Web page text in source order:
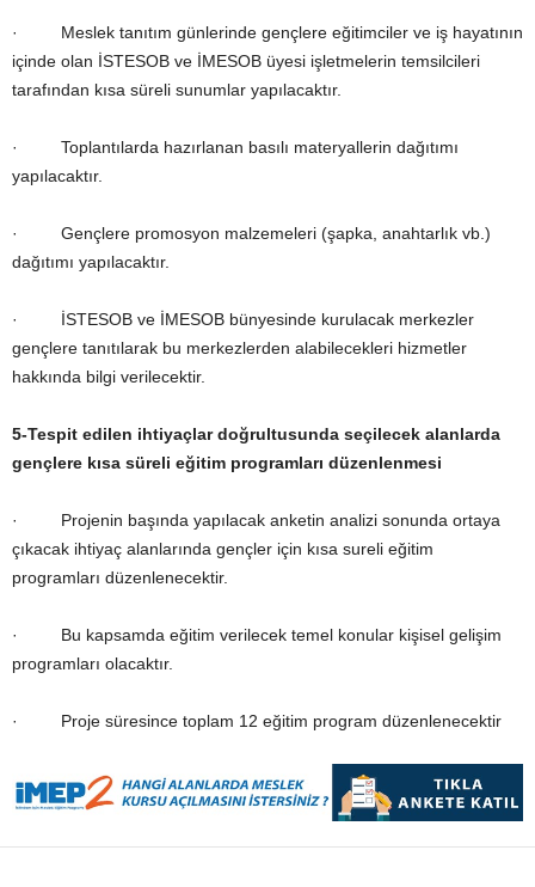
· Meslek tanıtım günlerinde gençlere eğitimciler ve iş hayatının
içinde olan İSTESOB ve İMESOB üyesi işletmelerin temsilcileri
tarafından kısa süreli sunumlar yapılacaktır.
· Toplantılarda hazırlanan basılı materyallerin dağıtımı
yapılacaktır.
· Gençlere promosyon malzemeleri (şapka, anahtarlık vb.)
dağıtımı yapılacaktır.
· İSTESOB ve İMESOB bünyesinde kurulacak merkezler
gençlere tanıtılarak bu merkezlerden alabilecekleri hizmetler
hakkında bilgi verilecektir.
5-Tespit edilen ihtiyaçlar doğrultusunda seçilecek alanlarda
gençlere kısa süreli eğitim programları düzenlenmesi
· Projenin başında yapılacak anketin analizi sonunda ortaya
çıkacak ihtiyaç alanlarında gençler için kısa sureli eğitim
programları düzenlenecektir.
· Bu kapsamda eğitim verilecek temel konular kişisel gelişim
programları olacaktır.
· Proje süresince toplam 12 eğitim program düzenlenecektir